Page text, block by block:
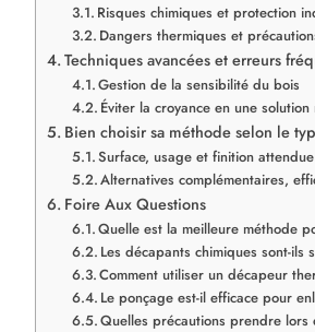
Risques chimiques et protection
Dangers thermiques et
Techniques avancées et erreurs
Gestion de la sensibilité du bois
Éviter la croyance en une solution
Bien choisir sa méthode selon le
Surface, usage et finition attendue
Alternatives complémentaires,
Foire Aux Questions
Quelle est la meilleure méthode
Les décapants chimiques sont-ils
Comment utiliser un décapeur
Le ponçage est-il efficace pour
Quelles précautions prendre